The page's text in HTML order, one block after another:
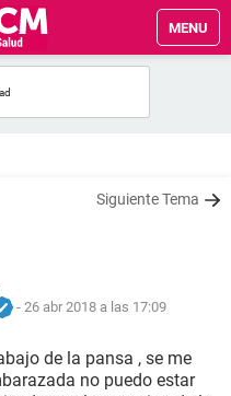
MENU
Siguiente Tema
- 26 abr 2018 a las 17:09
de la pansa , se me
no puedo estar